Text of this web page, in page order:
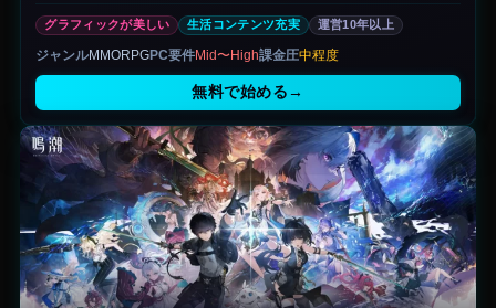
グラフィックが美しい 生活コンテンツ充実 運営10年以上
ジャンルMMORPGPC要件Mid〜High課金圧中程度
無料で始める →